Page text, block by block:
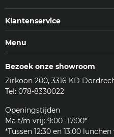
Facebook
op
InstagramYoutubeE-
Klantenservice
Veelgestelde vragen (FAQ)
Reviews
Woordenlijst
Menu
Koffie & meer
Accessoires
Reinigingsmiddelen
Onderdelen
JURA
Klantenservice
Bezoek onze showroom
Zirkoon 200, 3316 KD
Tel: 078-8330022
Openingstijden
Ma t/m vrij: 9:00 -17:00*
*Tussen 12:30 en 13:00